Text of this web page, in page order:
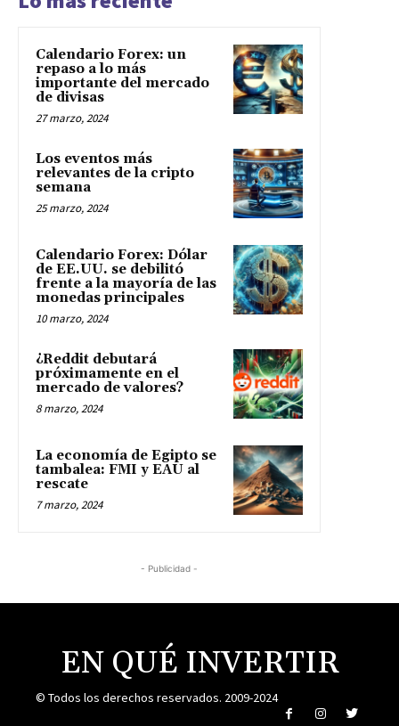
Calendario Forex: un
repaso a lo más
importante del mercado
de divisas
27 marzo, 2024
Los eventos más
relevantes de la cripto
semana
25 marzo, 2024
Calendario Forex: Dólar
de EE.UU. se debilitó
frente a la mayoría de las
monedas principales
10 marzo, 2024
¿Reddit debutará
próximamente en el
mercado de valores?
8 marzo, 2024
La economía de Egipto se
tambalea: FMI y EAU al
rescate
7 marzo, 2024
- Publicidad -
EN QUÉ INVERTIR
© Todos los derechos reservados. 2009-2024